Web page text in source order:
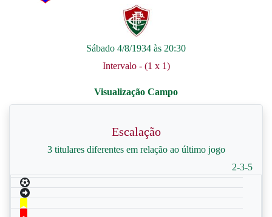
Sábado 4/8/1934 às 20:30
Intervalo - (1 x 1)
Escalação
3 titulares diferentes em relação ao último jogo
2-3-5